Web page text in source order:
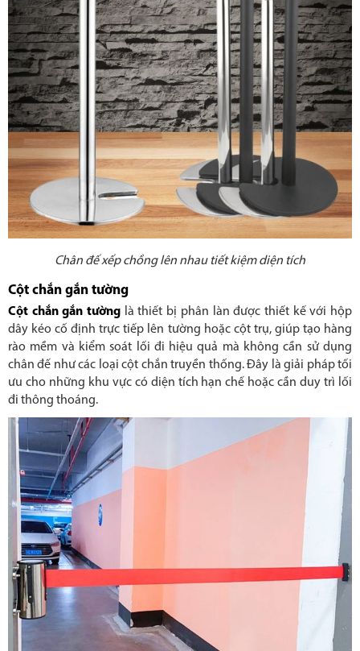
Chân đế xếp chồng lên nhau tiết kiệm diện tích
Cột chắn gắn tường
Cột chắn gắn tường là thiết bị phân làn được thiết kế với hộp
dây kéo cố định trực tiếp lên tường hoặc cột trụ, giúp tạo hàng
rào mềm và kiểm soát lối đi hiệu quả mà không cần sử dụng
chân đế như các loại cột chắn truyền thống. Đây là giải pháp tối
ưu cho những khu vực có diện tích hạn chế hoặc cần duy trì lối
đi thông thoáng.